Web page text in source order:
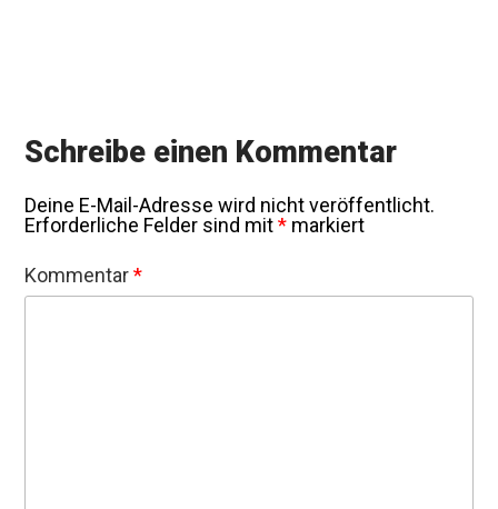
Schreibe einen Kommentar
Deine E-Mail-Adresse wird nicht veröffentlicht.
Erforderliche Felder sind mit* markiert
Kommentar*